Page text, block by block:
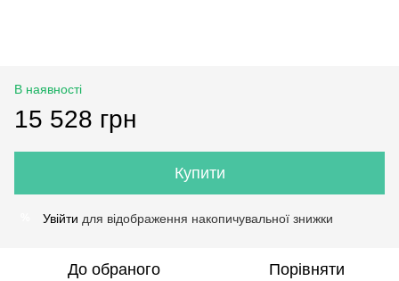
В наявності
15 528 грн
Купити
Увійти для відображення накопичувальної знижки
До обраного Порівняти